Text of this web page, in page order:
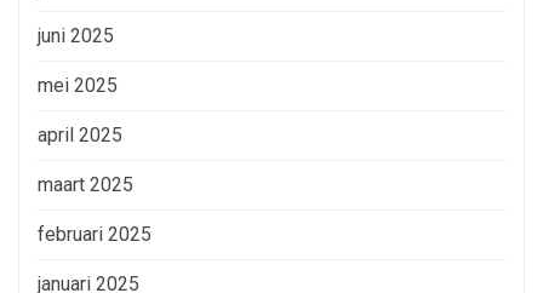
juni 2025
mei 2025
april 2025
maart 2025
februari 2025
januari 2025